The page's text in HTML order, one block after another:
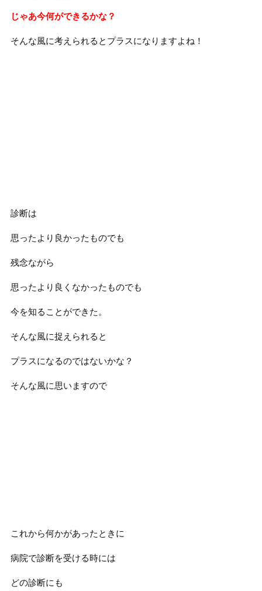
じゃあ今何ができるかな？
そんな風に考えられるとプラスになりますよね！
診断は
思ったより良かったものでも
残念ながら
思ったより良くなかったものでも
今を知ることができた。
そんな風に捉えられると
プラスになるのではないかな？
そんな風に思いますので
これから何かがあったときに
病院で診断を受ける時には
どの診断にも